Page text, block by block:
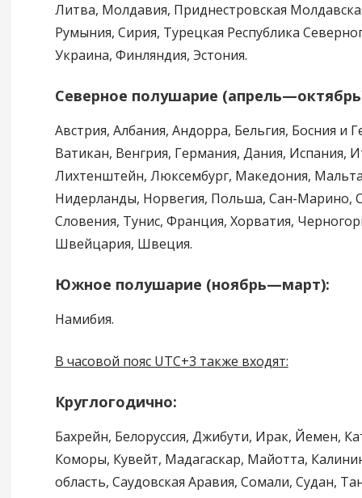
Литва, Молдавия, Приднестровская
Румыния, Сирия, Турецкая Республика
Украина, Финляндия, Эстония.
Северное полушарие
Австрия, Албания, Андорра, Бельгия, Босния и
Ватикан, Венгрия, Германия, Дания, Испания,
Лихтенштейн, Люксембург, Македония,
Нидерланды, Норвегия, Польша, Сан-Марино,
Словения, Тунис, Франция, Хорватия,
Швейцария, Швеция.
Южное полушарие (ноябрь—март):
Намибия.
В часовой пояс UTC+3 также входят:
Круглогодично:
Бахрейн, Белоруссия, Джибути, Ирак, Йемен,
Коморы, Кувейт, Мадагаскар, Майотта,
область, Саудовская Аравия, Сомали, Судан,